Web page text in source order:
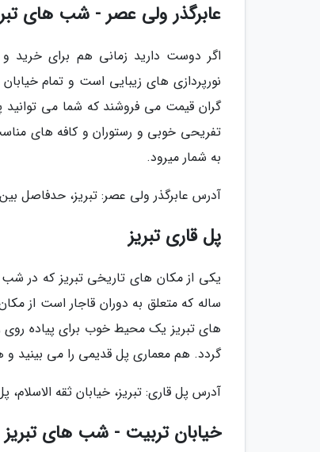
عابرگذر ولی عصر - شب های
اگر دوست دارید زمانی هم برای خرید و
نورپردازی های زیبایی است و تمام
گران قیمت می فروشند که شما می توانید
تفریحی خوبی و رستوران و کافه های
به شمار میرود.
آدرس عابرگذر ولی عصر: تبریز، حدفاصل
پل قاری تبریز
یکی از مکان های تاریخی تبریز که در
ساله که متعلق به دوران قاجار است از
های تبریز یک محیط خوب برای پیاده
گردد. هم معماری پل قدیمی را می بینید و
آدرس پل قاری: تبریز، خیابان ثقه الاسلام،
خیابان تربیت - شب های تبریز